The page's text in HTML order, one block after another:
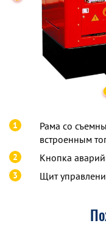
1
Рама со
встроенным
2 Кнопка
3 Щит